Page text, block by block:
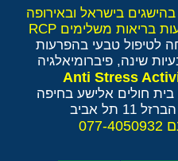
לטיפול טבעי בהפרעות
שינה, פיברומיאלגיה
חולים אלישע בחיפה
תל אביב